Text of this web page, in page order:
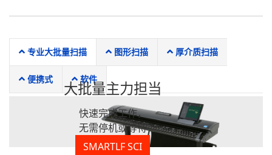
专业大批量扫描 图形扫描 厚介质扫描
便携式 软件
大批量主力担当
快速完成工作，
无需停机或等待
SMARTLF SCI